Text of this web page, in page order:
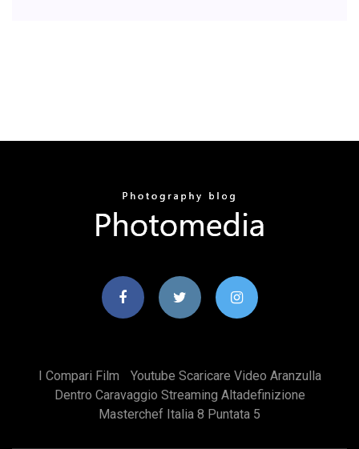
I Compari Film
Youtube Scaricare Video Aranzulla
Dentro Caravaggio Streaming Altadefinizione
Masterchef Italia 8 Puntata 5